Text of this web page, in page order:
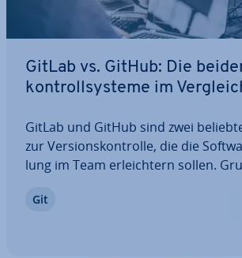
GitLab vs. GitHub: Die
kon­troll­sys­te­me im
GitLab und GitHub sind zwei
zur Ver­si­ons­kon­trol­le, die die
lung im Team er­leich­tern sollen.
um­fang, al­ler­dings gibt es auch
Git